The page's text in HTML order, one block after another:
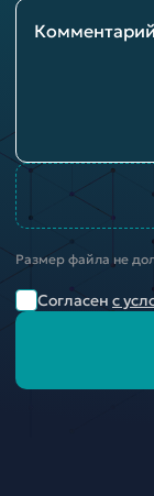
Комментарий
Размер файла не
Согласен с